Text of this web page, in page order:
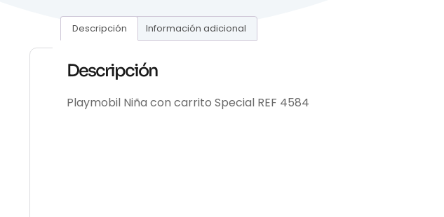
Descripción Información adicional
Descripción
Playmobil Niña con carrito Special REF 4584